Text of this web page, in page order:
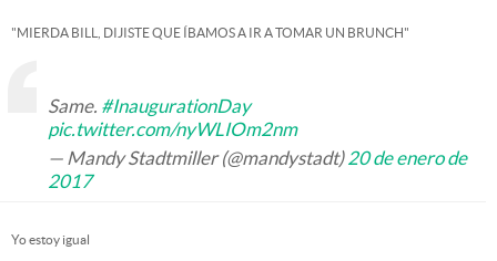
"MIERDA BILL, DIJISTE QUE ÍBAMOS A IR A TOMAR UN BRUNCH"
Same. #InaugurationDay
pic.twitter.com/nyWLIOm2nm
— Mandy Stadtmiller (@mandystadt)20 de enero de
2017
Yo estoy igual